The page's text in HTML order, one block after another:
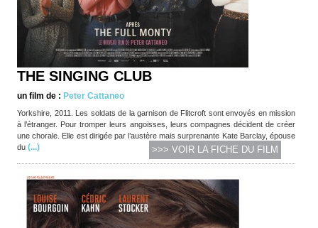
THE SINGING CLUB
un film de : Peter Cattaneo
Yorkshire, 2011. Les soldats de la garnison de Flitcroft sont envoyés en mission
à l’étranger. Pour tromper leurs angoisses, leurs compagnes décident de créer
une chorale. Elle est dirigée par l’austère mais surprenante Kate Barclay, épouse
du (...) >>> VOIR LA FICHE DU FILM